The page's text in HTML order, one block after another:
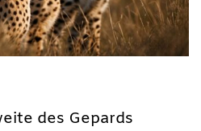
des Gepards